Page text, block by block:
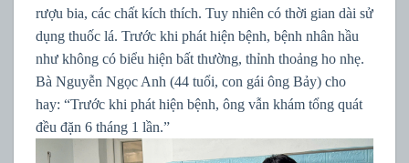
rượu bia, các chất kích thích. Tuy nhiên có thời gian dài sử
dụng thuốc lá. Trước khi phát hiện bệnh, bệnh nhân hầu
như không có biểu hiện bất thường, thỉnh thoảng ho nhẹ.
Bà Nguyễn Ngọc Anh (44 tuổi, con gái ông Bảy) cho
hay: “Trước khi phát hiện bệnh, ông vẫn khám tổng quát
đều đặn 6 tháng 1 lần.”